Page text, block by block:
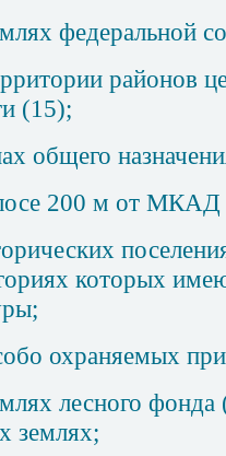
федеральной
районов
(15);
общего
200 м от МКАД
которых
охраняемых
лесного фонда
землях;